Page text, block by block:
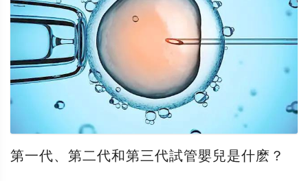
第一代、第二代和第三代試管嬰兒是什麽？